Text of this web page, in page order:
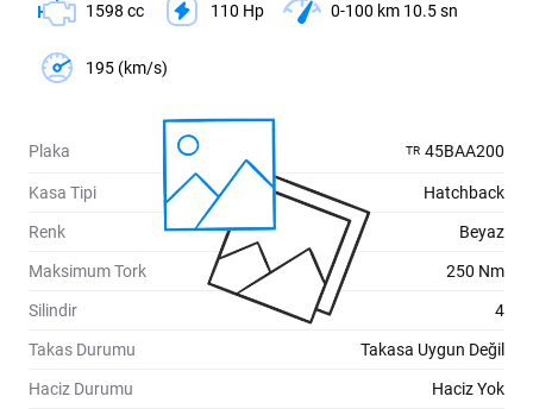
1598 cc 110 Hp 0-100 km 10.5 sn
195 (km/s)
Plaka TR 45BAA200
Kasa Tipi Hatchback
Renk Beyaz
Maksimum Tork 250 Nm
Silindir 4
Takas Durumu Takasa Uygun Değil
Haciz Durumu Haciz Yok